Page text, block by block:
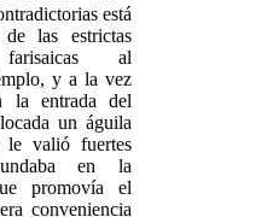
está
de las estrictas
farisaicas al
y a la vez
la entrada del
un águila
le valió fuertes
en la
promovía el
conveniencia